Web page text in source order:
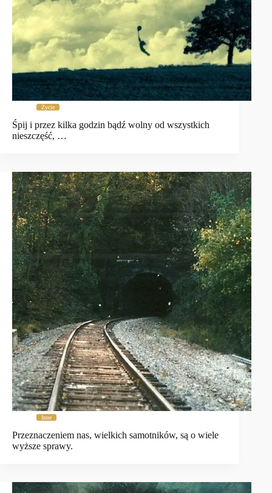
Życie
Śpij i przez kilka godzin bądź wolny od wszystkich
nieszczęść, …
Inne
Przeznaczeniem nas, wielkich samotników, są o wiele
wyższe sprawy.